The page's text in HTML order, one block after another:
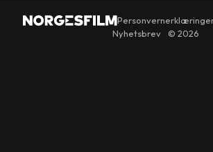
Nyhetsbrev
© 2026